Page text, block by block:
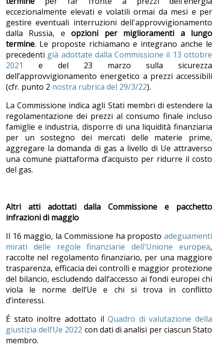
eccezionalmente elevati e volatili ormai da mesi e per
gestire eventuali interruzioni dell'approvvigionamento
dalla Russia, eopzioni per miglioramenti a lungo
termine. Le proposte richiamano e integrano anche le
precedenti già adottate dalla Commissione il 13 ottobre
2021
e del 23 marzo sulla sicurezza
dell’approvvigionamento energetico a prezzi accessibili
(cfr. punto 2 nostra rubrica del 29/3/22).
La Commissione indica agli Stati membri di estendere la
regolamentazione dei prezzi al consumo finale incluso
famiglie e industria, disporre di una liquidità finanziaria
per un sostegno dei mercati delle materie prime,
aggregare la domanda di gas a livello di Ue attraverso
una comune piattaforma d’acquisto per ridurre il costo
del gas.
Altri atti adottati dalla Commissione e pacchetto
infrazioni di maggio
Il 16 maggio, la Commissione ha proposto adeguamenti
mirati delle regole finanziarie dell'Unione europea,
raccolte nel regolamento finanziario, per una maggiore
trasparenza, efficacia dei controlli e maggior protezione
del bilancio, escludendo dall’accesso ai fondi europei chi
viola le norme dell’Ue e chi si trova in conflitto
d’interessi.
É stato inoltre adottato ilQuadro di valutazione della
giustizia dell’Ue 2022 con dati di analisi per ciascun Stato
membro.